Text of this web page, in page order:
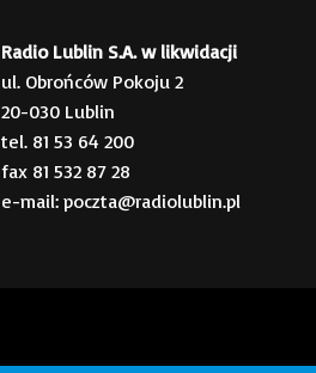
Radio Lublin S.A. w likwidacji
ul. Obrońców Pokoju 2
20-030 Lublin
tel. 81 53 64 200
fax 81 532 87 28
e-mail: poczta@radiolublin.pl